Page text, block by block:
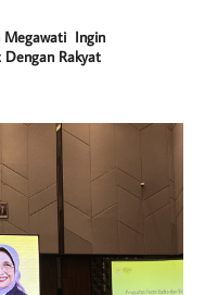
Megawati Ingin
Rakyat